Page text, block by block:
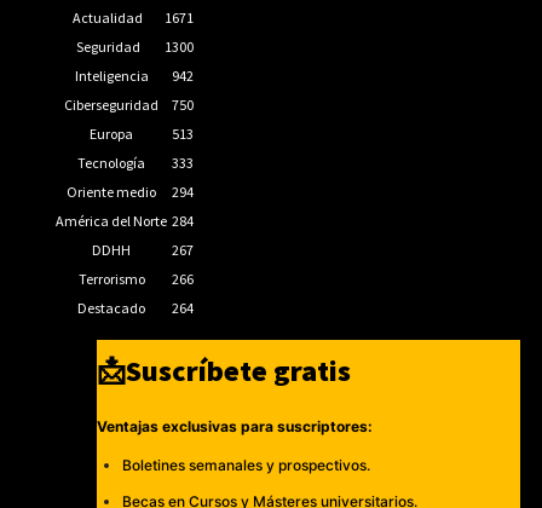
Actualidad
1671
Seguridad
1300
Inteligencia
942
Ciberseguridad
750
Europa
513
Tecnología
333
Oriente medio
294
América del Norte 284
DDHH
267
Terrorismo
266
Destacado
264
📩Suscríbete gratis
Ventajas exclusivas para suscriptores:
Boletines semanales y prospectivos.
Becas en Cursos y Másteres universitarios.